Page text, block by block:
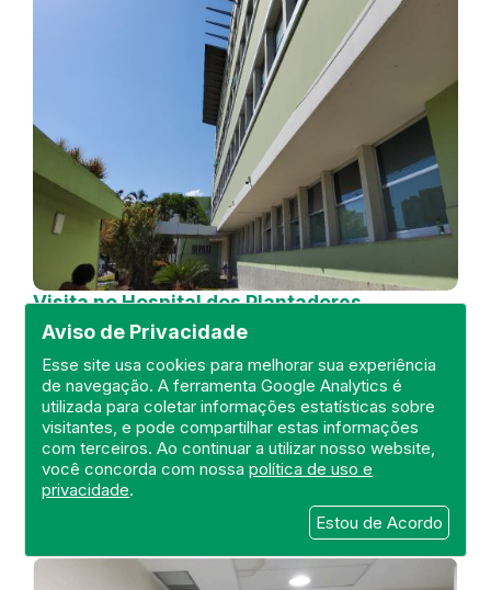
Aviso de Privacidade
Esse site usa cookies para melhorar sua experiência
de navegação. A ferramenta Google Analytics é
utilizada para coletar informações estatísticas sobre
visitantes, e pode compartilhar estas informações
com terceiros. Ao continuar a utilizar nosso website,
você concorda com nossapolítica de uso e
privacidade.
Estou de Acordo
Visita no Hospital dos Plantadores
de Cana
DEFIS
04 de July de 2024
FISCALIZAÇÃO
RIO DE JANEIRO
HOSPITAL GERAL
ATO MÉDICO
REGIÃO NORTE